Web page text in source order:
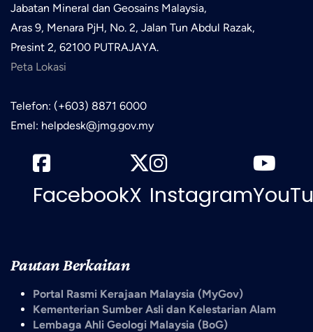
Jabatan Mineral dan Geosains Malaysia,
Aras 9, Menara PjH, No. 2, Jalan Tun Abdul Razak,
Presint 2, 62100 PUTRAJAYA.
Peta Lokasi
Telefon: (+603) 8871 6000
Emel: helpdesk@jmg.gov.my
FacebookX Instagram
Pautan Berkaitan
Portal Rasmi Kerajaan Malaysia (MyGov)
Kementerian Sumber Asli dan Kelestarian Alam
Lembaga Ahli Geologi Malaysia (BoG)